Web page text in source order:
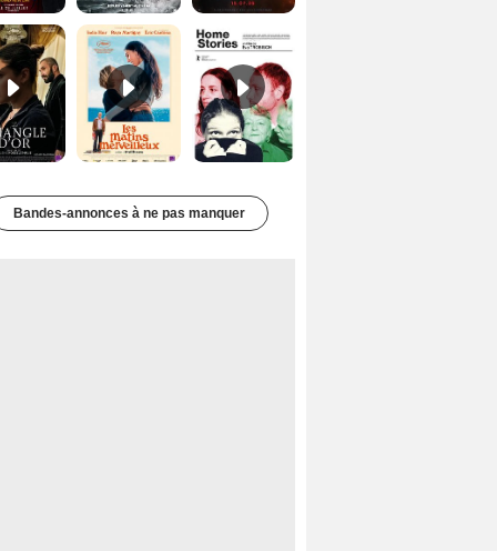
Les Matins merveilleux Bande-annonce VF Home stories Bande-annonce VO STFR
Bandes-annonces à ne pas manquer